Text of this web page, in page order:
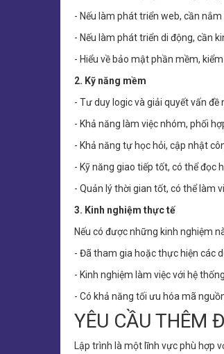
- Nếu làm phát triển web, cần
- Nếu làm phát triển di động, cần
- Hiểu về bảo mật phần mềm,
2. Kỹ năng mềm
- Tư duy logic và giải quyết vấn đề
- Khả năng làm việc nhóm, phối
- Khả năng tự học hỏi, cập nhật
- Kỹ năng giao tiếp tốt, có thể đọc
- Quản lý thời gian tốt, có thể làm
3. Kinh nghiệm thực tế
Nếu có được những kinh nghiệm
- Đã tham gia hoặc thực hiện các
- Kinh nghiệm làm việc với hệ
- Có khả năng tối ưu hóa mã
YÊU CẦU THÊM
Lập trình là một lĩnh vực phù hợp